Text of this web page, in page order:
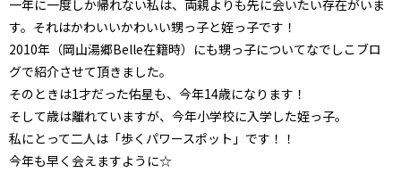
一年に一度しか帰れない私は、両親よりも先に会いたい存在がいま
す。それはかわいいかわいい甥っ子と姪っ子です！
2010年（岡山湯郷Belle在籍時）にも甥っ子についてなでしこブロ
グで紹介させて頂きました。
そのときは1才だった佑星も、今年14歳になります！
そして歳は離れていますが、今年小学校に入学した姪っ子。
私にとって二人は「歩くパワースポット」です！！
今年も早く会えますように☆